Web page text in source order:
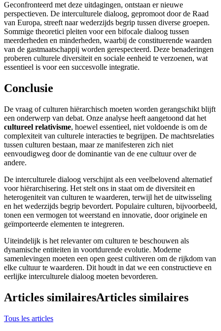
Geconfronteerd met deze uitdagingen, ontstaan er nieuwe
perspectieven. De interculturele dialoog, gepromoot door de Raad
van Europa, streeft naar wederzijds begrip tussen diverse groepen.
Sommige theoretici pleiten voor een bifocale dialoog tussen
meerderheden en minderheden, waarbij de constituerende waarden
van de gastmaatschappij worden gerespecteerd. Deze benaderingen
proberen culturele diversiteit en sociale eenheid te verzoenen, wat
essentieel is voor een succesvolle integratie.
Conclusie
De vraag of culturen hiërarchisch moeten worden gerangschikt blijft
een onderwerp van debat. Onze analyse heeft aangetoond dat het
cultureel relativisme, hoewel essentieel, niet voldoende is om de
complexiteit van culturele interacties te begrijpen. De machtsrelaties
tussen culturen bestaan, maar ze manifesteren zich niet
eenvoudigweg door de dominantie van de ene cultuur over de
andere.
De interculturele dialoog verschijnt als een veelbelovend alternatief
voor hiërarchisering. Het stelt ons in staat om de diversiteit en
heterogeniteit van culturen te waarderen, terwijl het de uitwisseling
en het wederzijds begrip bevordert. Populaire culturen, bijvoorbeeld,
tonen een vermogen tot weerstand en innovatie, door originele en
geïmporteerde elementen te integreren.
Uiteindelijk is het relevanter om culturen te beschouwen als
dynamische entiteiten in voortdurende evolutie. Moderne
samenlevingen moeten een open geest cultiveren om de rijkdom van
elke cultuur te waarderen. Dit houdt in dat we een constructieve en
eerlijke interculturele dialoog moeten bevorderen.
Articles similairesArticles similaires
Tous les articles